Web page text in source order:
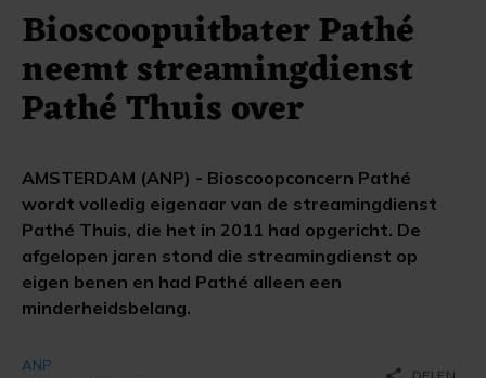
Bioscoopuitbater Pathé
neemt streamingdienst
Pathé Thuis over
AMSTERDAM (ANP) - Bioscoopconcern Pathé
wordt volledig eigenaar van de streamingdienst
Pathé Thuis, die het in 2011 had opgericht. De
afgelopen jaren stond die streamingdienst op
eigen benen en had Pathé alleen een
minderheidsbelang.
ANP